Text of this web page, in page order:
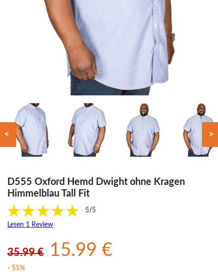
< >
D555 Oxford Hemd Dwight ohne Kragen
Himmelblau Tall Fit
5/5
Lesen 1 Review
35.99 € 15.99 €
- 55%